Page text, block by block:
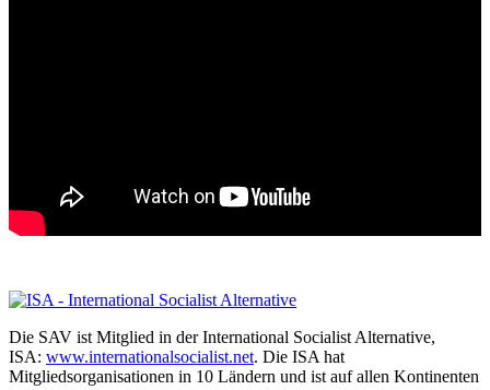
Die SAV ist Mitglied in der International Socialist Alternative,
ISA: www.internationalsocialist.net. Die ISA hat
Mitgliedsorganisationen in 10 Ländern und ist auf allen Kontinenten